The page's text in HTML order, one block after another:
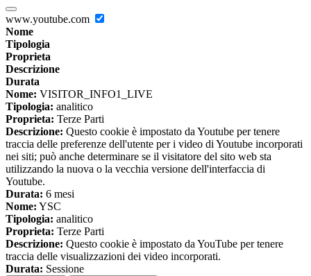
www.youtube.com
Nome
Tipologia
Proprieta
Descrizione
Durata
Nome: VISITOR_INFO1_LIVE
Tipologia: analitico
Proprieta: Terze Parti
Descrizione: Questo cookie è impostato da Youtube per tenere
traccia delle preferenze dell'utente per i video di Youtube incorporati
nei siti; può anche determinare se il visitatore del sito web sta
utilizzando la nuova o la vecchia versione dell'interfaccia di
Youtube.
Durata: 6 mesi
Nome: YSC
Tipologia: analitico
Proprieta: Terze Parti
Descrizione: Questo cookie è impostato da YouTube per tenere
traccia delle visualizzazioni dei video incorporati.
Durata: Sessione